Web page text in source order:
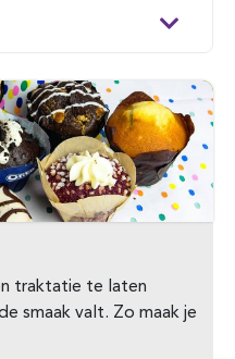
traktatie te laten
smaak valt. Zo maak je